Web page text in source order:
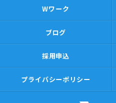
Wワーク
ブログ
採用申込
プライバシーポリシー